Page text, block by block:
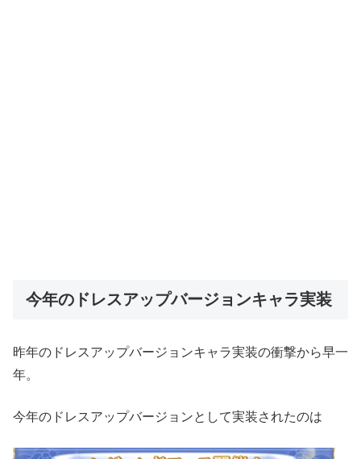
今年のドレスアップバージョンキャラ実装
昨年のドレスアップバージョンキャラ実装の衝撃から早一
年。
今年のドレスアップバージョンとして実装されたのは